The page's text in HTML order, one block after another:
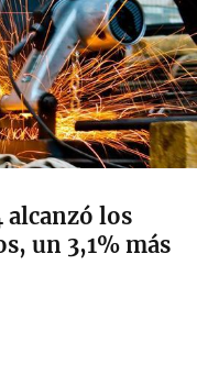
alcanzó los
un 3,1% más